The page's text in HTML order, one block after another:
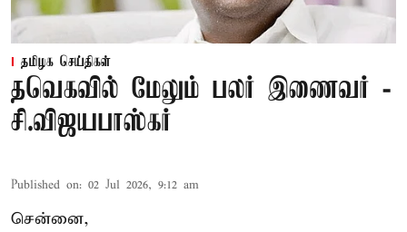
தமிழக செய்திகள்
தவெகவில் மேலும் பலர் இணைவர் -
சி.விஜயபாஸ்கர்
Published on: 02 Jul 2026, 9:12 am
சென்னை,